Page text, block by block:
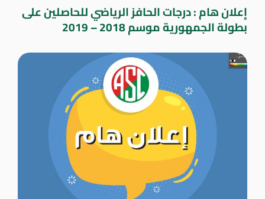
إعلان هام : درجات الحافز الرياضي للحاصلين على
بطولة الجمهورية موسم 2018 – 2019